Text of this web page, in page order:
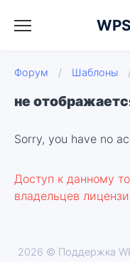
Форум / Шаблоны
не
Sorry, you have no
Доступ к данному
владельцев
2026 © Поддержка